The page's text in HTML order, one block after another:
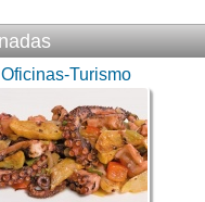
Oficinas-Turismo